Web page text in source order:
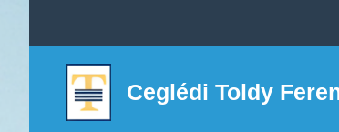
tartalomba
Ceglédi Toldy